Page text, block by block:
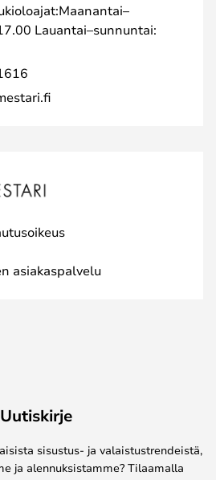
Lauantai–sunnuntai:
asiakaspalvelu
Uutiskirje
sisustus- ja valaistustrendeistä,
ja alennuksistamme? Tilaamalla